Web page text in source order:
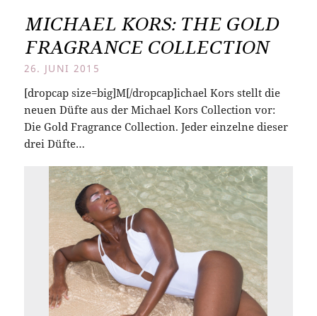
MICHAEL KORS: THE GOLD
FRAGRANCE COLLECTION
26. JUNI 2015
[dropcap size=big]M[/dropcap]ichael Kors stellt die
neuen Düfte aus der Michael Kors Collection vor:
Die Gold Fragrance Collection. Jeder einzelne dieser
drei Düfte…